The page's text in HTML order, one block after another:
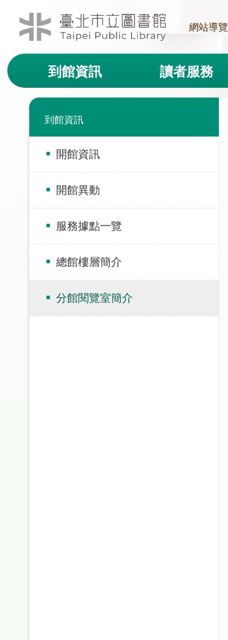
跳到主要內容區塊
網站導覽
到館資訊 讀者服務
到館資訊
開館資訊
開館異動
服務據點一覽
總館樓層簡介
分館閱覽室簡介